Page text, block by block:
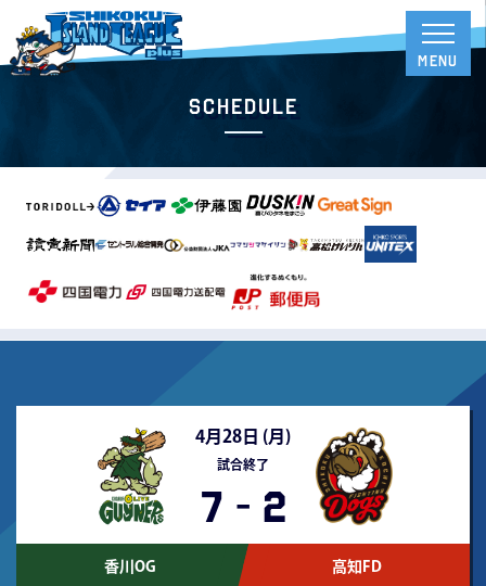
Schedule
4月28日 (月 )
試合終了
7 - 2
香川OG 高知FD